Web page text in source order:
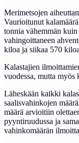
Merimetsojen
Vaurioitunut
tonnia vähemmän
vahingoittaneen
kiloa ja siikaa 570
Kalastajien
vuodessa, mutta myös
Läheskään kaikki
saalisvahinkojen
määrä arvioitiin
pyyntiruudussa ja
vahinkomäärän